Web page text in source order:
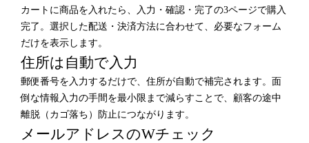
カートに商品を入れたら、入力・確認・完了の3ページで購入
完了。選択した配送・決済方法に合わせて、必要なフォーム
だけを表示します。
住所は自動で入力
郵便番号を入力するだけで、住所が自動で補完されます。面
倒な情報入力の手間を最小限まで減らすことで、顧客の途中
離脱（カゴ落ち）防止につながります。
メールアドレスのWチェック